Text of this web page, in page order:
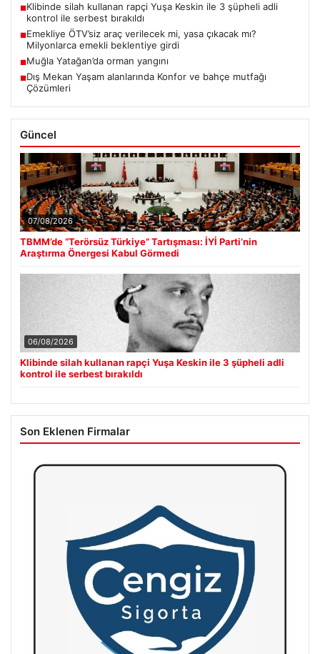
■Klibinde silah kullanan rapçi Yuşa Keskin ile 3 şüpheli adli
kontrol ile serbest bırakıldı
■Emekliye ÖTV’siz araç verilecek mi, yasa çıkacak mı?
Milyonlarca emekli beklentiye girdi
■Muğla Yatağan’da orman yangını
■Dış Mekan Yaşam alanlarında Konfor ve bahçe mutfağı
Çözümleri
Güncel
07/08/2026
TBMM’de “Terörsüz Türkiye” Tartışması: İYİ Parti’nin
Araştırma Önergesi Kabul Görmedi
06/08/2026
Klibinde silah kullanan rapçi Yuşa Keskin ile 3 şüpheli adli
kontrol ile serbest bırakıldı
Son Eklenen Firmalar